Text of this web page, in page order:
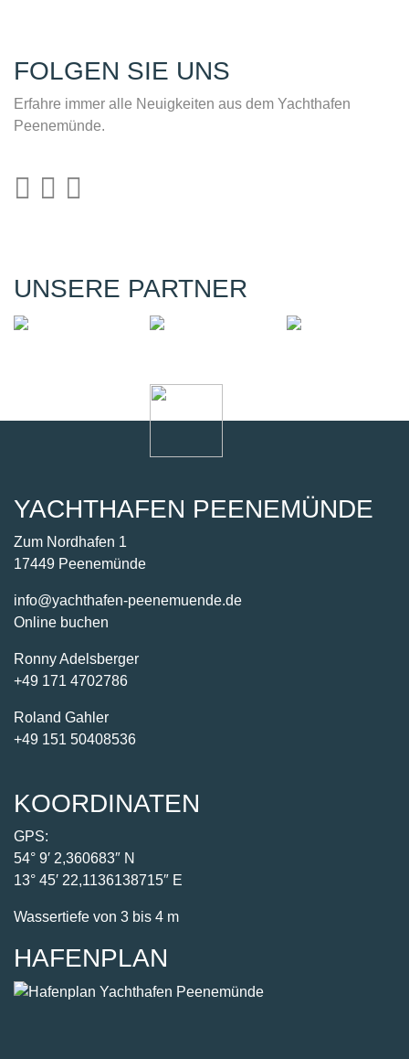
UNSERE PARTNER
YACHTHAFEN PEENEMÜNDE
Zum Nordhafen 1
Online buchen
Ronny Adelsberger
+49 171 4702786
Roland Gahler
+49 151 50408536
KOORDINATEN
GPS:
54° 9′ 2,360683″ N
Wassertiefe von 3 bis 4 m
HAFENPLAN